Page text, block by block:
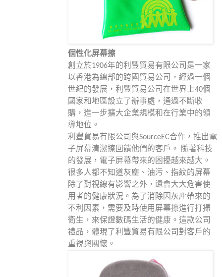
個性化屏幕擦
創立於1906年的利豐貿易有限公司是一家
以香港為總部的跨國貿易公司，經過一個
世紀的發展，利豐貿易公司在世界上40個
國家和地區設立了辦事處，通過不斷收
購，進一步擴大企業規模和在行業中的領
導地位。
利豐貿易有限公司與SourceEC合作，推出電
子屏幕清潔擦回饋他們的客戶。 隨著科技
的發展，電子屏幕帶來的困擾越來越大。
很多人都不知道灰塵、油污、指紋的屏幕
除了對視線有影響之外，還會大大危害使
用者的健康狀況。為了消除因灰塵帶來的
不利因素，需要及時使用屏幕擦進行打掃
衛生，來保證數碼生活的健康。這款公司
禮品，體現了利豐貿易有限公司對客戶的
重視與關懷。